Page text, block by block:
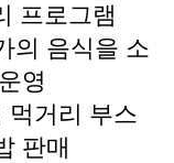
프로그램
의 음식을 소
영
먹거리 부스
판매